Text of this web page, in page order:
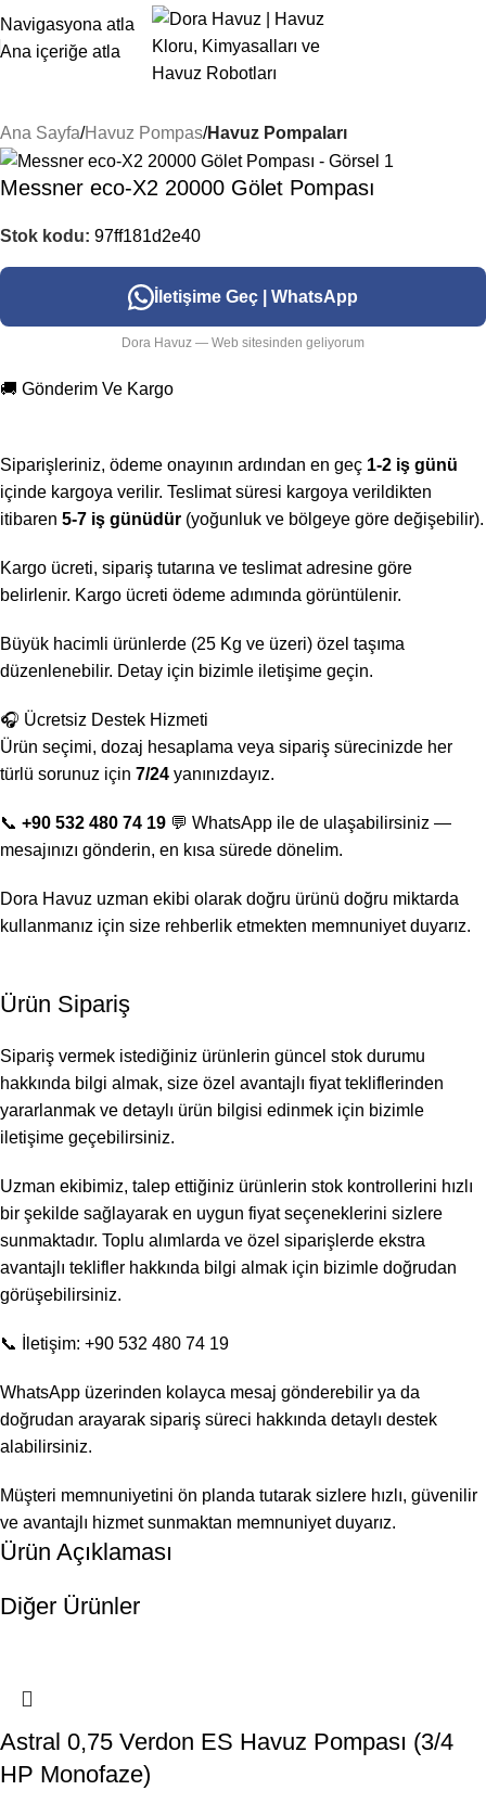
Navigasyona atla
Ana içeriğe atla
Ana Sayfa Havuz Pompas Havuz Pompaları
Messner eco-X2 20000 Gölet Pompası
Stok kodu: 97ff181d2e40
İletişime Geç | WhatsApp
Dora Havuz — Web sitesinden geliyorum
🚚 Gönderim Ve Kargo
Siparişleriniz, ödeme onayının ardından en geç 1-2 iş günü
içinde kargoya verilir. Teslimat süresi kargoya verildikten
itibaren 5-7 iş günüdür (yoğunluk ve bölgeye göre değişebilir).
Kargo ücreti, sipariş tutarına ve teslimat adresine göre
belirlenir. Kargo ücreti ödeme adımında görüntülenir.
Büyük hacimli ürünlerde (25 Kg ve üzeri) özel taşıma
düzenlenebilir. Detay için bizimle iletişime geçin.
🎧 Ücretsiz Destek Hizmeti
Ürün seçimi, dozaj hesaplama veya sipariş sürecinizde her
türlü sorunuz için 7/24 yanınızdayız.
📞 +90 532 480 74 19 💬 WhatsApp ile de ulaşabilirsiniz —
mesajınızı gönderin, en kısa sürede dönelim.
Dora Havuz uzman ekibi olarak doğru ürünü doğru miktarda
kullanmanız için size rehberlik etmekten memnuniyet duyarız.
Ürün Sipariş
Sipariş vermek istediğiniz ürünlerin güncel stok durumu
hakkında bilgi almak, size özel avantajlı fiyat tekliflerinden
yararlanmak ve detaylı ürün bilgisi edinmek için bizimle
iletişime geçebilirsiniz.
Uzman ekibimiz, talep ettiğiniz ürünlerin stok kontrollerini hızlı
bir şekilde sağlayarak en uygun fiyat seçeneklerini sizlere
sunmaktadır. Toplu alımlarda ve özel siparişlerde ekstra
avantajlı teklifler hakkında bilgi almak için bizimle doğrudan
görüşebilirsiniz.
📞 İletişim: +90 532 480 74 19
WhatsApp üzerinden kolayca mesaj gönderebilir ya da
doğrudan arayarak sipariş süreci hakkında detaylı destek
alabilirsiniz.
Müşteri memnuniyetini ön planda tutarak sizlere hızlı, güvenilir
ve avantajlı hizmet sunmaktan memnuniyet duyarız.
Ürün Açıklaması
Diğer Ürünler
Astral 0,75 Verdon ES Havuz Pompası (3/4
HP Monofaze)